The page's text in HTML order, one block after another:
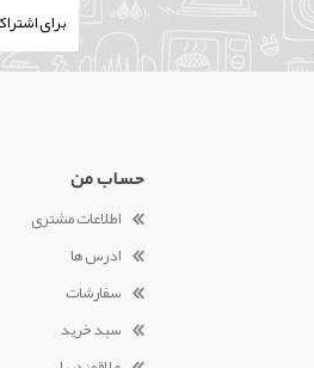
حساب من
اطلاعات مشتری
ادرس ها
سفارشات
سبد خرید